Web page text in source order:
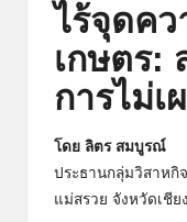
ไร้จุดค
เกษตร:
การไม่เ
โดย ลิตร สมบูรณ์
ประธานกลุ่มวิสาหกิ
แม่สรวย จังหวัดเชีย